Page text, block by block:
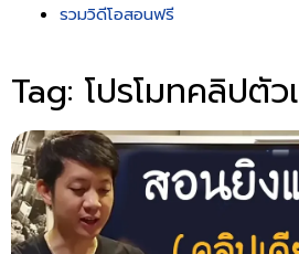
รวมวิดีโอสอนฟรี
Tag: โปรโมทคลิปตั